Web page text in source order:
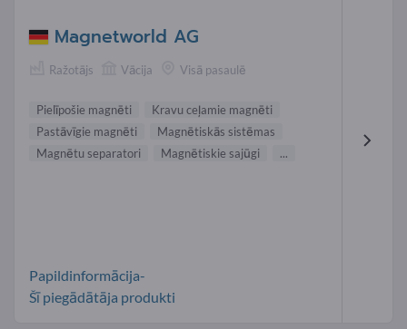
Magnetworld AG
Ražotājs Vācija Visā pasaulē
Pielīpošie magnēti
Kravu ceļamie magnēti
Pastāvīgie magnēti
Magnētiskās sistēmas
Magnētu separatori
Magnētiskie sajūgi ...
Papildinformācija-
Šī piegādātāja produkti